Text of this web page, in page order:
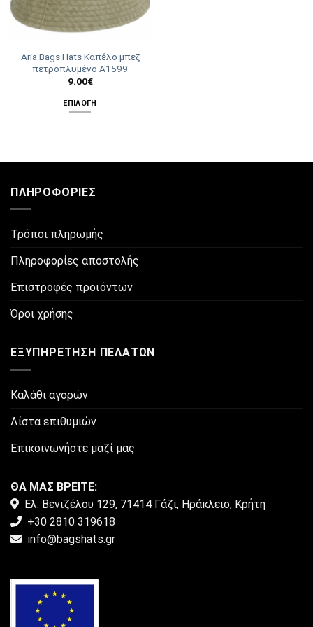
Aria Bags Hats Καπέλο μπεζ
πετροπλυμένο Α1599
9.00€
ΕΠΙΛΟΓΉ
έχει
παραλλαγές.
μπορούν
επιλεγούν
στη
σελίδα
ΠΛΗΡΟΦΟΡΊΕΣ
Τρόποι πληρωμής
Πληροφορίες αποστολής
Επιστροφές προϊόντων
Όροι χρήσης
ΕΞΥΠΗΡΈΤΗΣΗ ΠΕΛΑΤΏΝ
Καλάθι αγορών
Λίστα επιθυμιών
Επικοινωνήστε μαζί μας
ΘΑ ΜΑΣ ΒΡΕΙΤΕ:
Ελ. Βενιζέλου 129, 71414 Γάζι, Ηράκλειο, Κρήτη
+30 2810 319618
info@bagshats.gr